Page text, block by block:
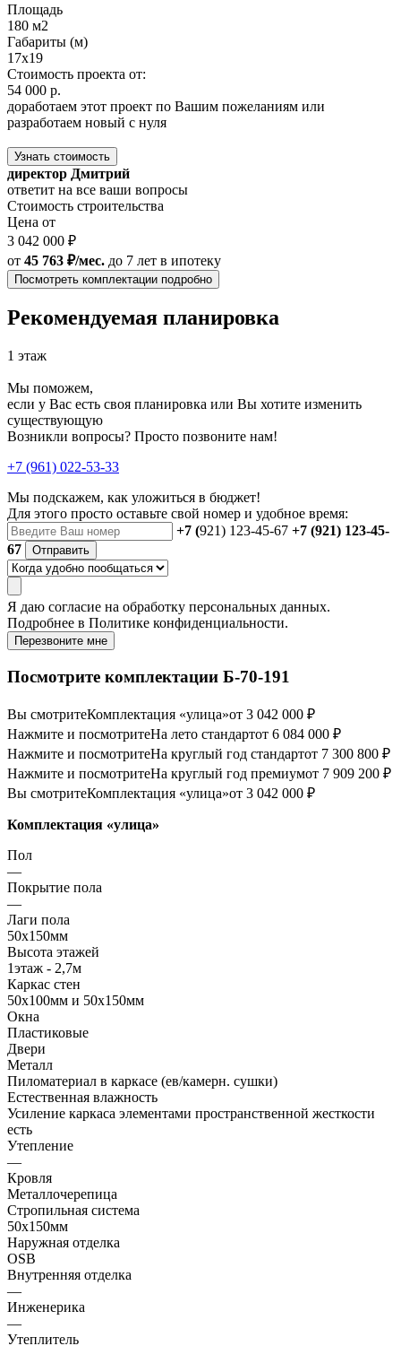
Площадь
180 м2
Габариты (м)
17x19
Стоимость проекта от:
54 000 р.
доработаем этот проект по Вашим пожеланиям или
разработаем новый с нуля
Узнать стоимость
директор Дмитрий
ответит на все ваши вопросы
Стоимость строительства
Цена от
3 042 000 ₽
от 45 763 ₽/мес. до 7 лет в ипотеку
Посмотреть комплектации подробно
Рекомендуемая планировка
1 этаж
Мы поможем,
если у Вас есть своя планировка или Вы хотите изменить
существующую
Возникли вопросы? Просто позвоните нам!
+7 (961) 022-53-33
Мы подскажем, как уложиться в бюджет!
Для этого просто оставьте свой номер и удобное время:
+7 (921) 123-45-67 +7 (921) 123-45-
67
Отправить
Я даю согласие на обработку персональных данных.
Подробнее в Политике конфиденциальности.
Перезвоните мне
Посмотрите комплектации Б-70-191
Вы смотритеКомплектация «улица»от 3 042 000 ₽
Нажмите и посмотритеНа лето стандартот 6 084 000 ₽
Нажмите и посмотритеНа круглый год стандартот 7 300 800 ₽
Нажмите и посмотритеНа круглый год премиумот 7 909 200 ₽
Вы смотритеКомплектация «улица»от 3 042 000 ₽
Комплектация «улица»
Пол
—
Покрытие пола
—
Лаги пола
50х150мм
Высота этажей
1этаж - 2,7м
Каркас стен
50х100мм и 50х150мм
Окна
Пластиковые
Двери
Металл
Пиломатериал в каркасе (ев/камерн. сушки)
Естественная влажность
Усиление каркаса элементами пространственной жесткости
есть
Утепление
—
Кровля
Металлочерепица
Стропильная система
50х150мм
Наружная отделка
OSB
Внутренняя отделка
—
Инженерика
—
Утеплитель